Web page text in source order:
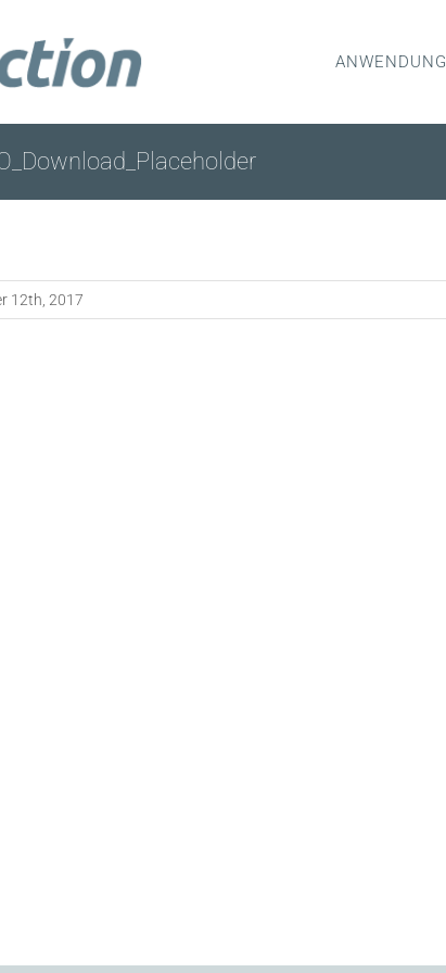
ANWENDUNG
12th, 2017